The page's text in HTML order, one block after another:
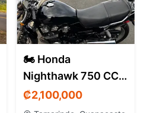
🏍️ Honda
Nighthawk 750 CC –
Modelo 2000
₡2,100,000